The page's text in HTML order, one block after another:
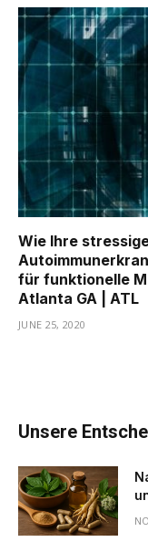
Wie Ihre
für funktionelle
Atlanta GA | ATL
JUNE 25, 2020
Unsere